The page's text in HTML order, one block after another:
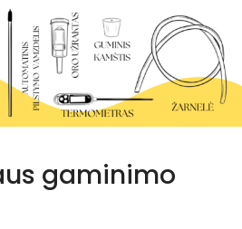
gaminimo